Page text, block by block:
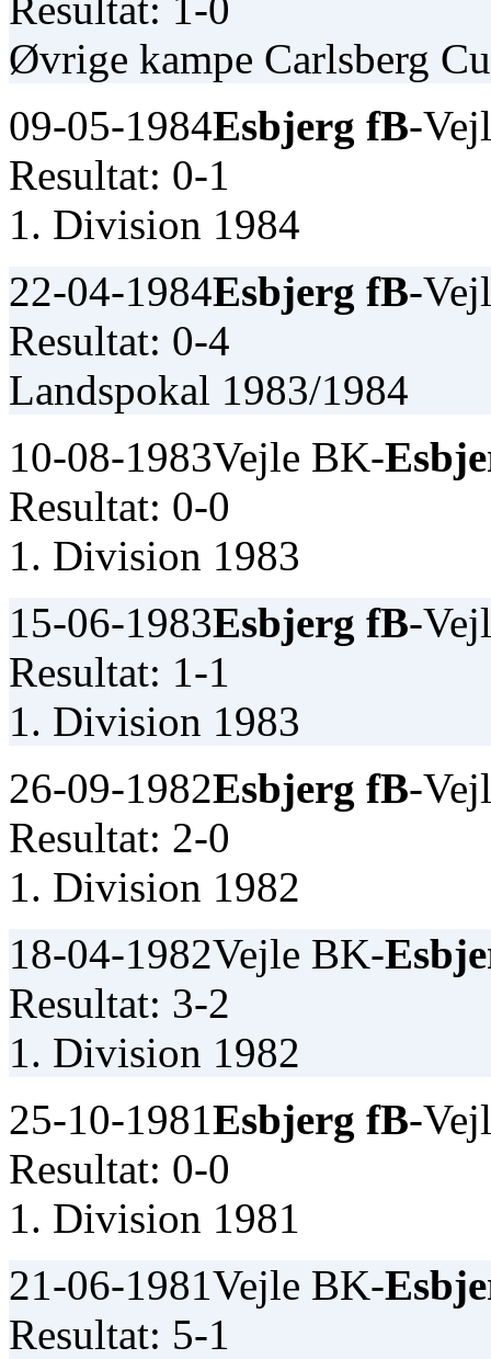
Øvrige kampe Carlsberg
09-05-1984Esbjerg fB-
Resultat: 0-1
1. Division 1984
22-04-1984Esbjerg fB-
Resultat: 0-4
Landspokal 1983/1984
10-08-1983Vejle BK-
Resultat: 0-0
1. Division 1983
15-06-1983Esbjerg fB-
Resultat: 1-1
1. Division 1983
26-09-1982Esbjerg fB-
Resultat: 2-0
1. Division 1982
18-04-1982Vejle BK-
Resultat: 3-2
1. Division 1982
25-10-1981Esbjerg fB-
Resultat: 0-0
1. Division 1981
21-06-1981Vejle BK-
Resultat: 5-1